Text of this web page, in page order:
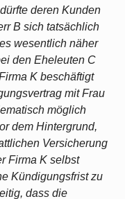
deren Kunden
B sich tatsächlich
wesentlich näher
den Eheleuten C
K beschäftigt
mit Frau
möglich
dem Hintergrund,
Versicherung
Firma K selbst
Kündigungsfrist zu
dass die